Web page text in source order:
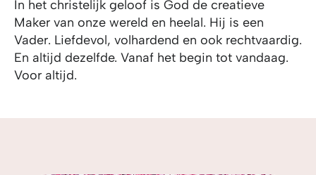
In het christelijk geloof is God de creatieve
Maker van onze wereld en heelal. Hij is een
Vader. Liefdevol, volhardend en ook rechtvaardig.
En altijd dezelfde. Vanaf het begin tot vandaag.
Voor altijd.